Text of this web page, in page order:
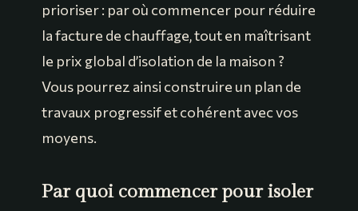
prioriser : par où commencer pour réduire
la facture de chauffage, tout en maîtrisant
le prix global d’isolation de la maison ?
Vous pourrez ainsi construire un plan de
travaux progressif et cohérent avec vos
moyens.
Par quoi commencer pour isoler